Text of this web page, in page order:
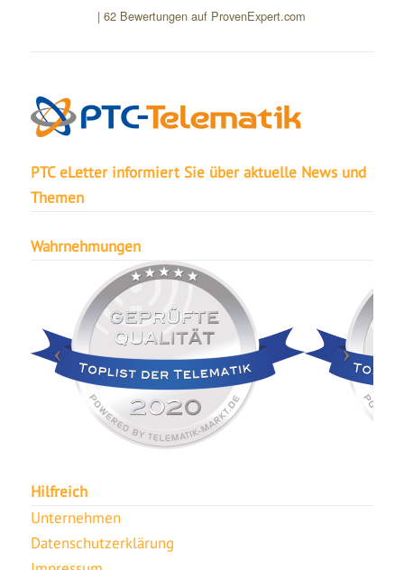
|62 Bewertungen auf ProvenExpert.com
PTC eLetter informiert Sie über aktuelle News und
Themen
Wahrnehmungen
Hilfreich
Unternehmen
Datenschutzerklärung